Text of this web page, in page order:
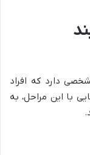
دارد که افراد
با این مراحل، به